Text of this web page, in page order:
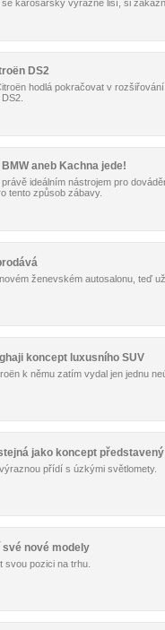
karosářsky výrazně liší, si
DS2
hodlá pokračovat v
aneb Kachna jede!
ideálním nástrojem pro
tento způsob zábavy.
ženevském autosalonu, teď
koncept luxusního SUV
k němu zatím vydal jen jednu
jako koncept
přídí s úzkými světlomety.
své nové modely
svou pozici na trhu.